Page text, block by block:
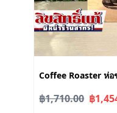
Coffee Roaster ห่
฿1,710.00 ฿